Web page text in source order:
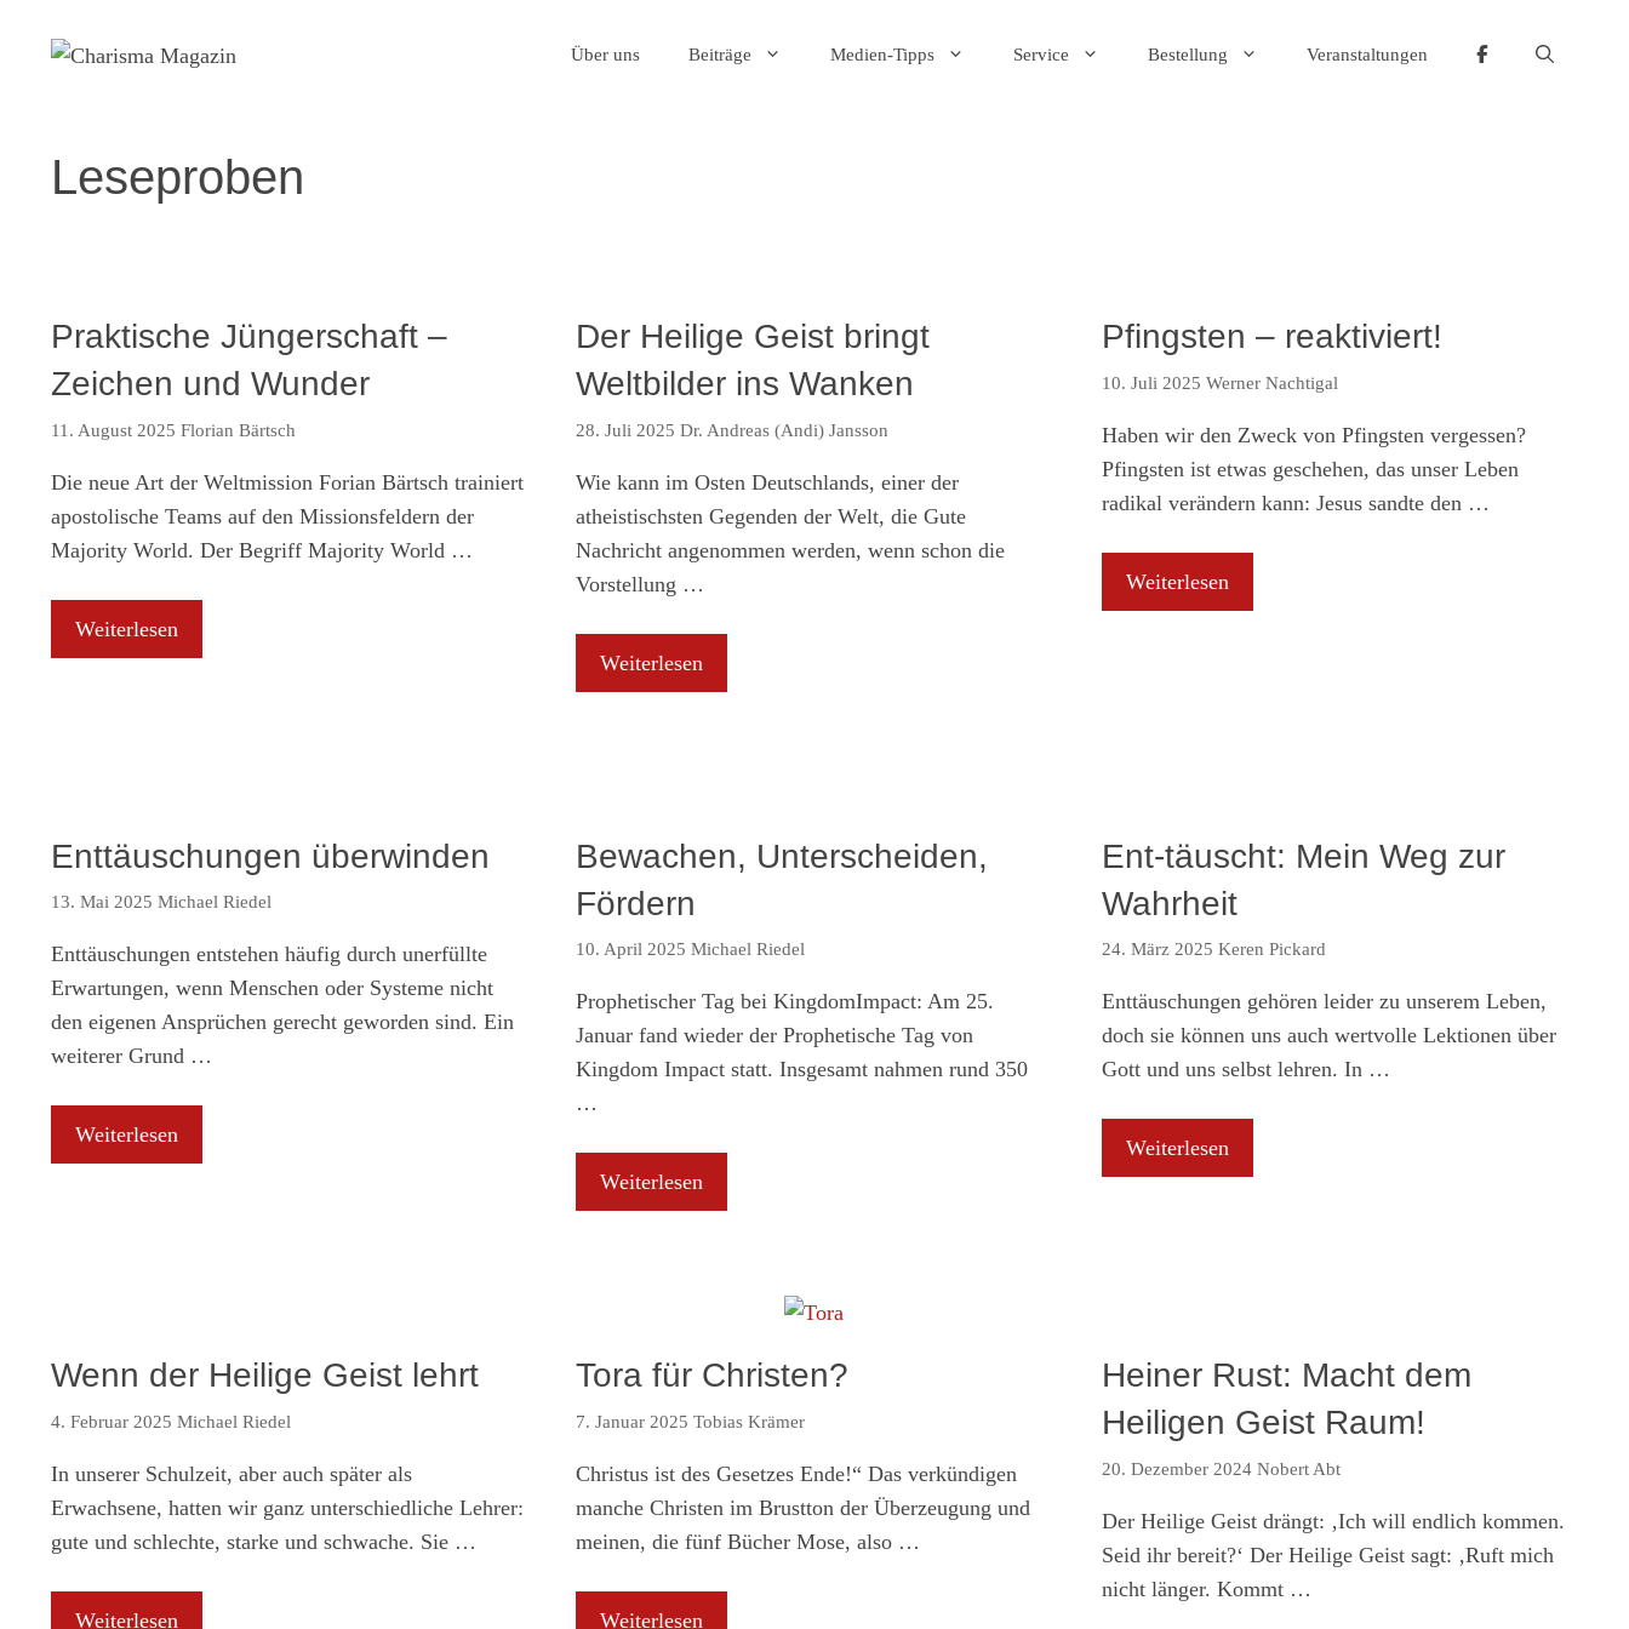
Über uns Beiträge Medien-Tipps Service Bestellung Veranstaltungen
Leseproben
Praktische Jüngerschaft –
Zeichen und Wunder
11. August 2025 Florian Bärtsch
Die neue Art der Weltmission Forian Bärtsch trainiert
apostolische Teams auf den Missionsfeldern der
Majority World. Der Begriff Majority World …
Weiterlesen
Der Heilige Geist bringt
Weltbilder ins Wanken
28. Juli 2025 Dr. Andreas (Andi) Jansson
Wie kann im Osten Deutschlands, einer der
atheistischsten Gegenden der Welt, die Gute
Nachricht angenommen werden, wenn schon die
Vorstellung …
Weiterlesen
Pfingsten – reaktiviert!
10. Juli 2025 Werner Nachtigal
Haben wir den Zweck von Pfingsten vergessen?
Pfingsten ist etwas geschehen, das unser Leben
radikal verändern kann: Jesus sandte den …
Weiterlesen
Enttäuschungen überwinden
13. Mai 2025 Michael Riedel
Enttäuschungen entstehen häufig durch unerfüllte
Erwartungen, wenn Menschen oder Systeme nicht
den eigenen Ansprüchen gerecht geworden sind. Ein
weiterer Grund …
Weiterlesen
Bewachen, Unterscheiden,
Fördern
10. April 2025 Michael Riedel
Prophetischer Tag bei KingdomImpact: Am 25.
Januar fand wieder der Prophetische Tag von
Kingdom Impact statt. Insgesamt nahmen rund 350
…
Weiterlesen
Ent-täuscht: Mein Weg zur
Wahrheit
24. März 2025 Keren Pickard
Enttäuschungen gehören leider zu unserem Leben,
doch sie können uns auch wertvolle Lektionen über
Gott und uns selbst lehren. In …
Weiterlesen
Wenn der Heilige Geist lehrt
4. Februar 2025 Michael Riedel
In unserer Schulzeit, aber auch später als
Erwachsene, hatten wir ganz unterschiedliche Lehrer:
gute und schlechte, starke und schwache. Sie …
Weiterlesen
Tora für Christen?
7. Januar 2025 Tobias Krämer
Christus ist des Gesetzes Ende!“ Das verkündigen
manche Christen im Brustton der Überzeugung und
meinen, die fünf Bücher Mose, also …
Weiterlesen
Heiner Rust: Macht dem
Heiligen Geist Raum!
20. Dezember 2024 Nobert Abt
Der Heilige Geist drängt: ‚Ich will endlich kommen.
Seid ihr bereit?‘ Der Heilige Geist sagt: ‚Ruft mich
nicht länger. Kommt …